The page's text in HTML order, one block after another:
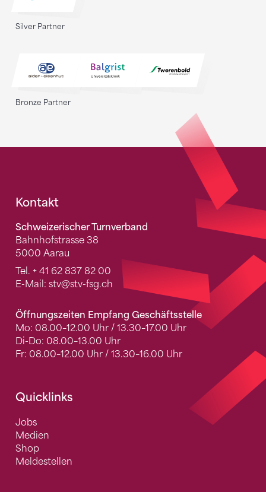
Silver Partner
Bronze Partner
Fusszeile
Kontakt
Schweizerischer Turnverband
Bahnhofstrasse 38
5000 Aarau
Tel. + 41 62 837 82 00
E-Mail: stv@stv-fsg.ch
Öffnungszeiten Empfang Geschäftsstelle
Mo: 08.00–12.00 Uhr / 13.30–17.00 Uhr
Di-Do: 08.00–13.00 Uhr
Fr: 08.00–12.00 Uhr / 13.30–16.00 Uhr
Quicklinks
Jobs
Medien
Shop
Meldestellen